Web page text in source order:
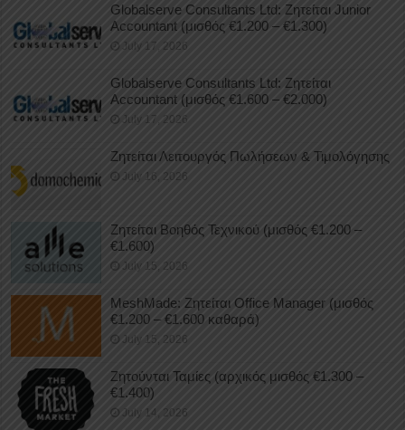
Globalserve Consultants Ltd: Ζητείται Junior
Accountant (μισθός €1.200 – €1.300)
July 17, 2026
Globalserve Consultants Ltd: Ζητείται
Accountant (μισθός €1.600 – €2.000)
July 17, 2026
Ζητείται Λειτουργός Πωλήσεων & Τιμολόγησης
July 16, 2026
Ζητείται Βοηθός Τεχνικού (μισθός €1.200 –
€1.600)
July 15, 2026
MeshMade: Ζητείται Office Manager (μισθός
€1.200 – €1.600 καθαρά)
July 15, 2026
Ζητούνται Ταμίες (αρχικός μισθός €1.300 –
€1.400)
July 14, 2026